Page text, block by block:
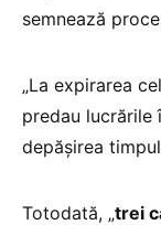
semnează
„La expirarea
predau lucrările
depăşirea
Totodată, „trei